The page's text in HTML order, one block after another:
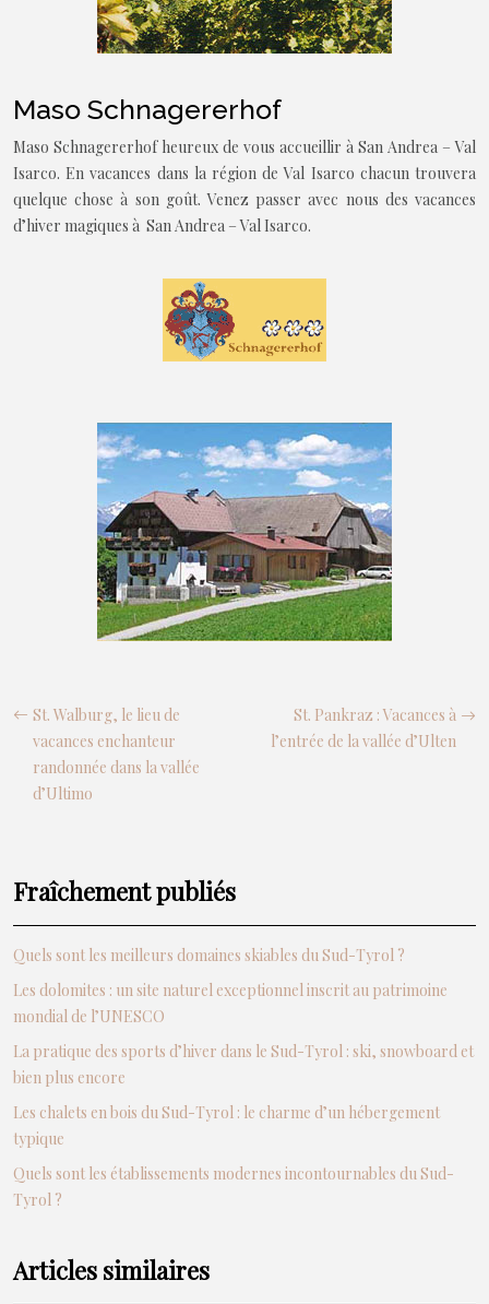
Maso Schnagererhof
Maso Schnagererhof heureux de vous accueillir à San Andrea – Val
Isarco. En vacances dans la région de Val Isarco chacun trouvera
quelque chose à son goût. Venez passer avec nous des vacances
d’hiver magiques à San Andrea – Val Isarco.
St. Walburg, le lieu de
vacances enchanteur
randonnée dans la vallée
d’Ultimo
St. Pankraz : Vacances à
l’entrée de la vallée d’Ulten
Fraîchement publiés
Quels sont les meilleurs domaines skiables du Sud-Tyrol ?
Les dolomites : un site naturel exceptionnel inscrit au patrimoine
mondial de l’UNESCO
La pratique des sports d’hiver dans le Sud-Tyrol : ski, snowboard et
bien plus encore
Les chalets en bois du Sud-Tyrol : le charme d’un hébergement
typique
Quels sont les établissements modernes incontournables du Sud-
Tyrol ?
Articles similaires